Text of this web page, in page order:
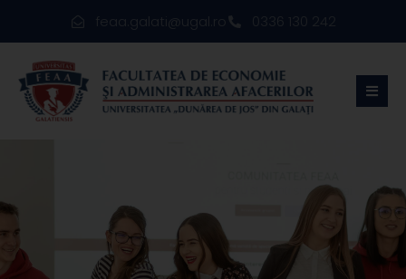
feaa.galati@ugal.ro 0336 130 242